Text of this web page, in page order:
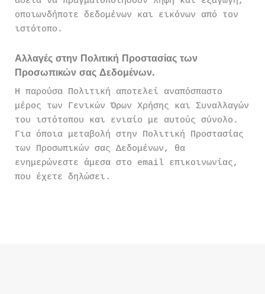
οποιωνδήποτε δεδομένων και εικόνων από τον
ιστότοπο.
Αλλαγές στην Πολιτική Προστασίας των
Προσωπικών σας Δεδομένων.
H παρούσα Πολιτική αποτελεί αναπόσπαστο
μέρος των Γενικών Όρων Χρήσης και Συναλλαγών
του ιστότοπου και ενιαίο με αυτούς σύνολο.
Για όποια μεταβολή στην Πολιτική Προστασίας
των Προσωπικών σας Δεδομένων, θα
ενημερώνεστε άμεσα στο email επικοινωνίας,
που έχετε δηλώσει.